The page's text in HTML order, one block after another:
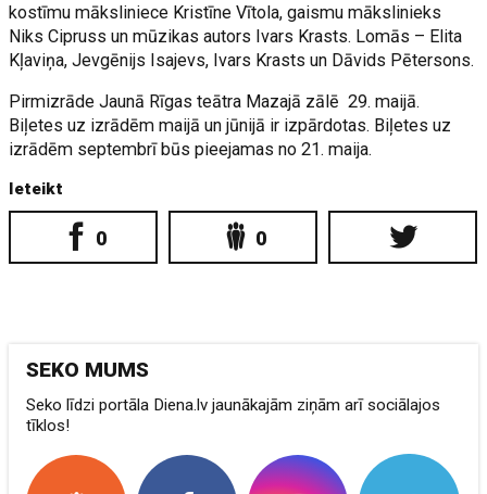
kostīmu māksliniece Kristīne Vītola, gaismu mākslinieks
Niks Cipruss un mūzikas autors Ivars Krasts. Lomās – Elita
Kļaviņa, Jevgēnijs Isajevs, Ivars Krasts un Dāvids Pētersons.
Pirmizrāde Jaunā Rīgas teātra Mazajā zālē 29. maijā.
Biļetes uz izrādēm maijā un jūnijā ir izpārdotas. Biļetes uz
izrādēm septembrī būs pieejamas no 21. maija.
Ieteikt
0 0
SEKO MUMS
Seko līdzi portāla Diena.lv jaunākajām ziņām arī sociālajos
tīklos!